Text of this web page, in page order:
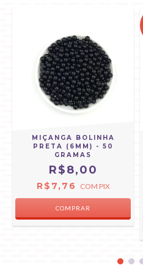
MIÇANGA BOLINHA
PRETA (6MM) - 50
GRAMAS
R$8,00
R$7,76 COM PIX